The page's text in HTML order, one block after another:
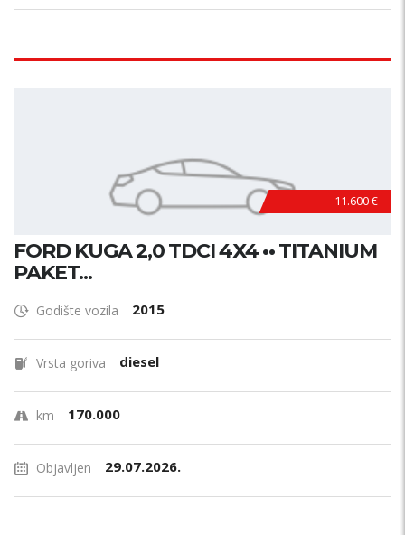
11.600 €
FORD KUGA 2,0 TDCI 4X4 •• TITANIUM
PAKET...
Godište vozila 2015
Vrsta goriva diesel
km 170.000
Objavljen 29.07.2026.